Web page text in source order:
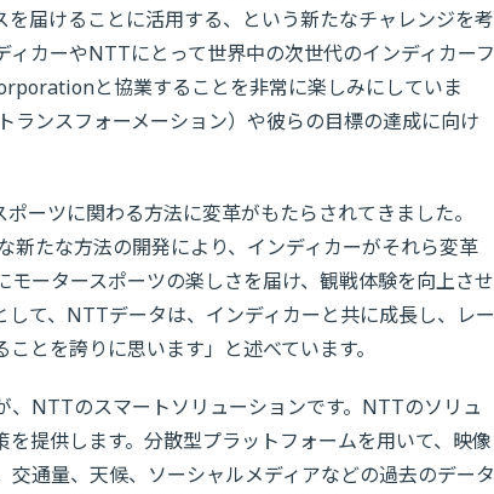
届けることに活用する、という新たなチャレンジを考
カーやNTTにとって世界中の次世代のインディカーフ
と協業することを非常に楽しみにしていま
ランスフォーメーション）や彼らの目標の達成に向け
ーツに関わる方法に変革がもたらされてきました。
たな方法の開発により、インディカーがそれら変革
ータースポーツの楽しさを届け、観戦体験を向上させ
て、NTTデータは、インディカーと共に成長し、レー
とを誇りに思います」と述べています。
NTTのスマートソリューションです。NTTのソリュ
提供します。分散型プラットフォームを用いて、映像
通量、天候、ソーシャルメディアなどの過去のデータ